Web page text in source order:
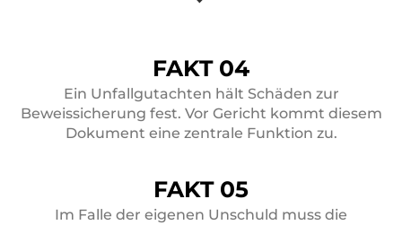
FAKT 04
Ein Unfallgutachten hält Schäden zur
Beweissicherung fest. Vor Gericht kommt diesem
Dokument eine zentrale Funktion zu.
FAKT 05
Im Falle der eigenen Unschuld muss die